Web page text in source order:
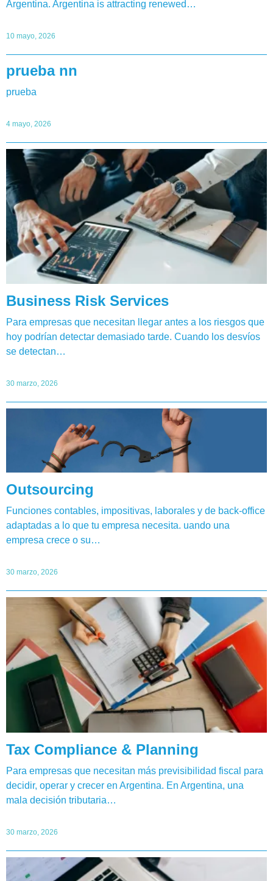
Argentina. Argentina is attracting renewed…
10 mayo, 2026
prueba nn
prueba
4 mayo, 2026
Business Risk Services
Para empresas que necesitan llegar antes a los riesgos que
hoy podrían detectar demasiado tarde. Cuando los desvíos
se detectan…
30 marzo, 2026
Outsourcing
Funciones contables, impositivas, laborales y de back-office
adaptadas a lo que tu empresa necesita. uando una
empresa crece o su…
30 marzo, 2026
Tax Compliance & Planning
Para empresas que necesitan más previsibilidad fiscal para
decidir, operar y crecer en Argentina. En Argentina, una
mala decisión tributaria…
30 marzo, 2026